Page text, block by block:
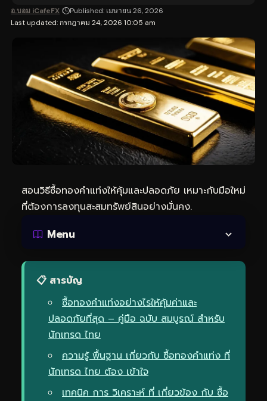
Last updated: กรกฎาคม 24, 2026 10:05 am
อ.บอม iCafeFX Published: เมษายน 26, 2026
สอนวิธีซื้อทองคำแท่งให้คุ้มและปลอดภัย เหมาะกับมือใหม่
ที่ต้องการลงทุนสะสมทรัพย์สินอย่างมั่นคง.
Menu
📋 สารบัญ
ซื้อทองคำแท่งอย่างไรให้คุ้มค่าและ
ปลอดภัยที่สุด – คู่มือ ฉบับ สมบูรณ์ สำหรับ
นักเทรด ไทย
ความรู้ พื้นฐาน เกี่ยวกับ ซื้อทองคำแท่ง ที่
นักเทรด ไทย ต้อง เข้าใจ
เทคนิค การ วิเคราะห์ ที่ เกี่ยวข้อง กับ ซื้อ